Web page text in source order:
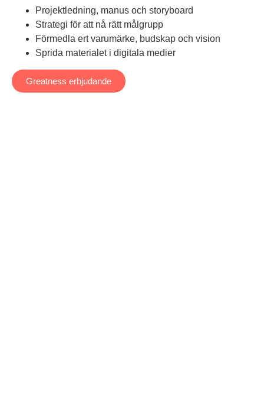
Projektledning, manus och storyboard
Strategi för att nå rätt målgrupp
Förmedla ert varumärke, budskap och vision
Sprida materialet i digitala medier
Greatness erbjudande